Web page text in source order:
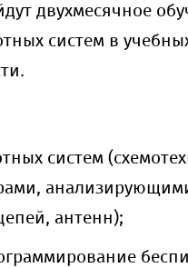
двухмесячное
систем в
систем
антенн);